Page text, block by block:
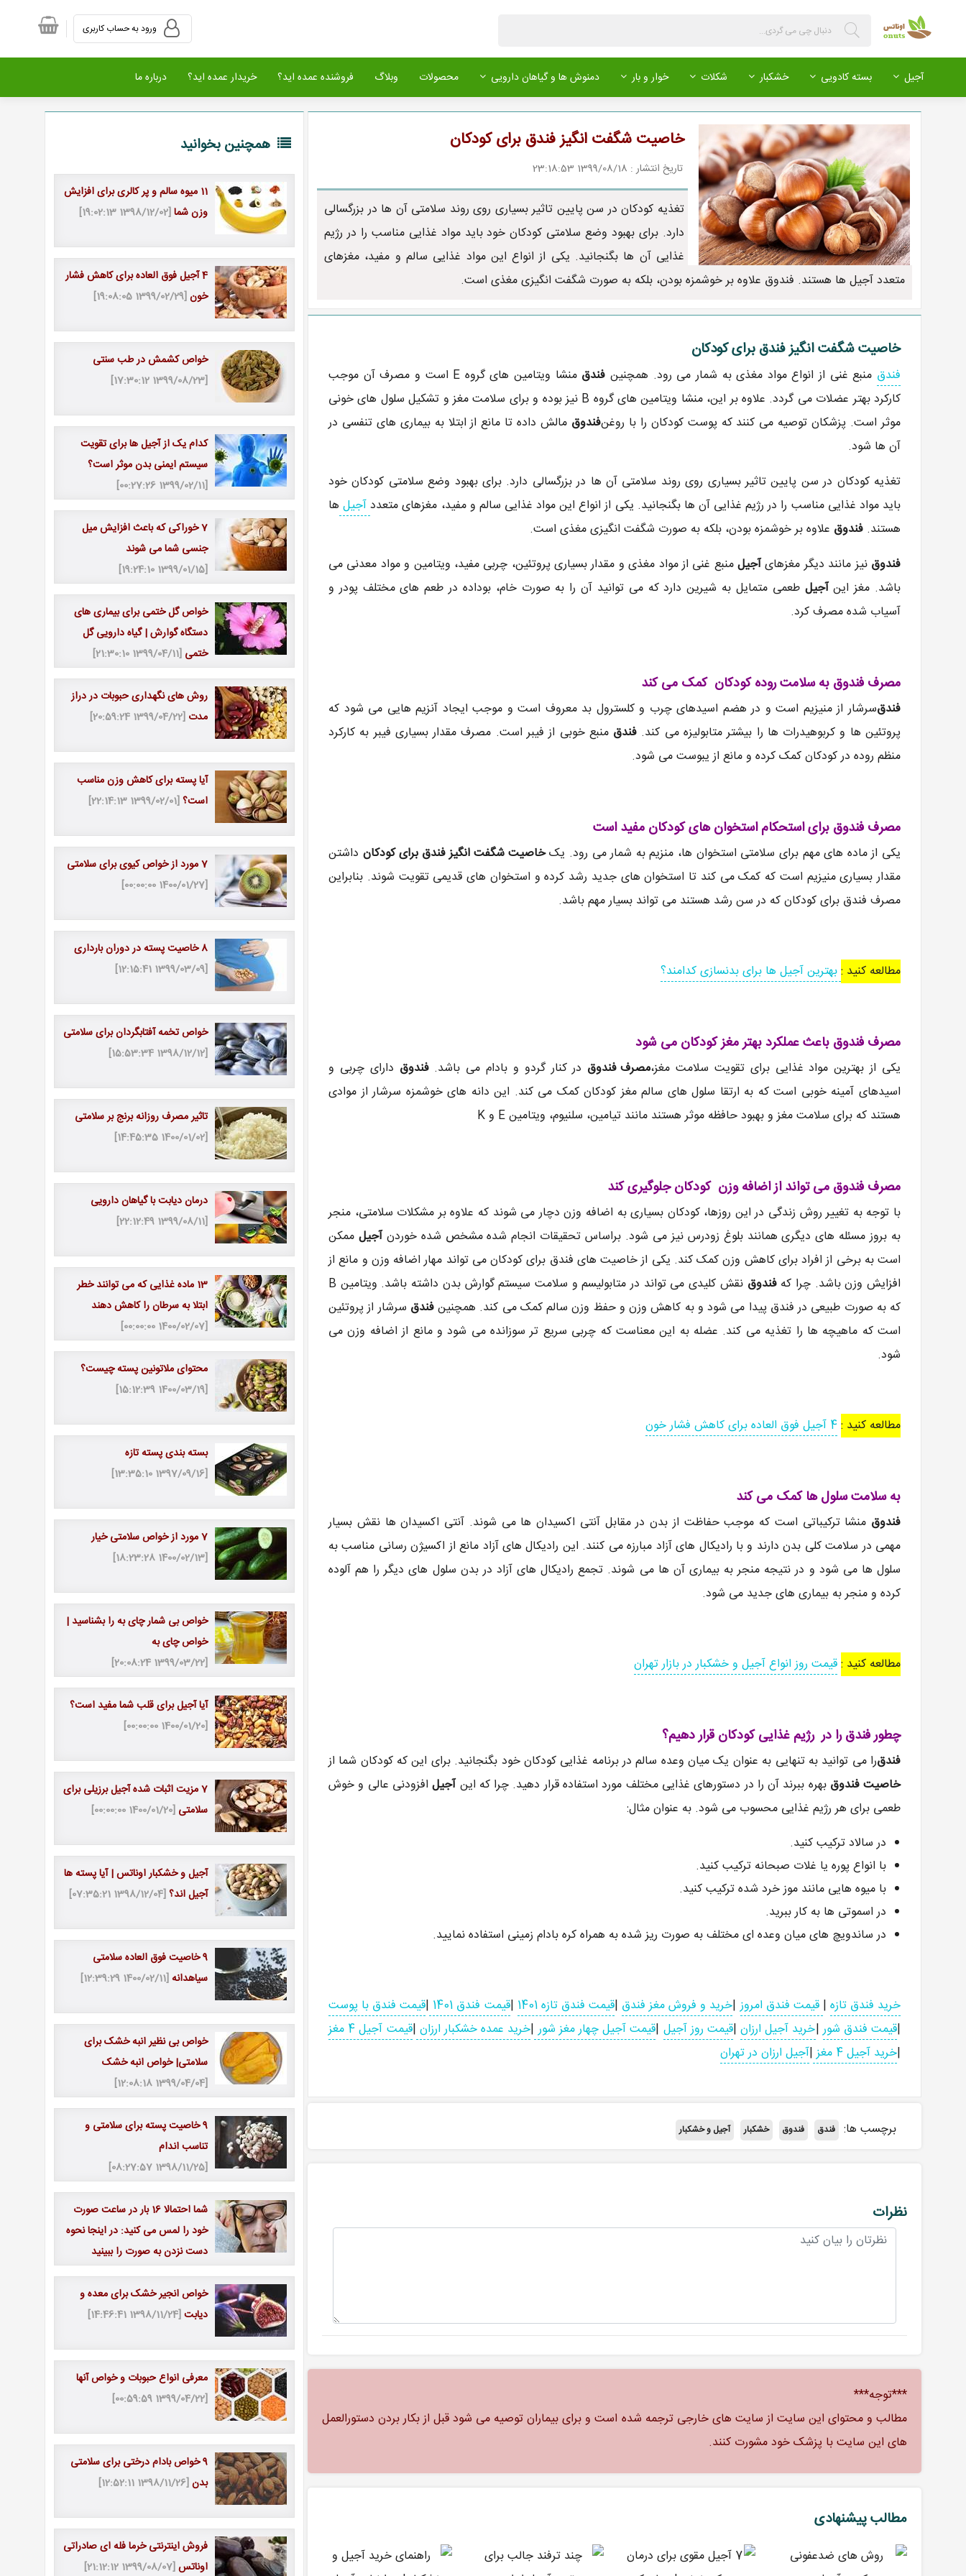
آجیل بسته کادویی خشکبار شکلات خوار و بار دمنوش ها و گیاهان دارویی محصولات وبلاگ فروشنده عمده اید؟ خریدار عمده اید؟ درباره ما
خاصیت شگفت انگیز فندق برای کودکان
تاریخ انتشار : 1399/08/18 23:18:53
تغذیه کودکان در سن پایین تاثیر بسیاری روی روند سلامتی آن ها در بزرگسالی
دارد. برای بهبود وضع سلامتی کودکان خود باید مواد غذایی مناسب را در رژیم
غذایی آن ها بگنجانید. یکی از انواع این مواد غذایی سالم و مفید، مغزهای
متعدد آجیل ها هستند. فندوق علاوه بر خوشمزه بودن، بلکه به صورت شگفت انگیزی مغذی است.
خاصیت شگفت انگیز فندق برای کودکان
فندق منبع غنی از انواع مواد مغذی به شمار می رود. همچنین فندق
منشا ویتامین های گروه E است و مصرف آن موجب
کارکرد بهتر عضلات می گردد. علاوه بر این، منشا ویتامین های گروه B نیز بوده و برای سلامت مغز و تشکیل سلول های خونی
موثر است. پزشکان توصیه می کنند که پوست کودکان را با روغنفندوق مالش داده تا مانع از ابتلا به بیماری های تنفسی در
آن ها شود.
تغذیه کودکان در سن پایین تاثیر بسیاری روی روند سلامتی آن ها در بزرگسالی دارد. برای بهبود وضع سلامتی کودکان خود
باید مواد غذایی مناسب را در رژیم غذایی آن ها بگنجانید. یکی از انواع این مواد غذایی سالم و مفید، مغزهای متعددآجیل ها
هستند. فندوق علاوه بر خوشمزه بودن، بلکه به صورت شگفت انگیزی مغذی است.
فندوق نیز مانند دیگر مغزهایآجیلمنبع غنی از مواد مغذی و مقدار بسیاری پروتئین، چربی مفید، ویتامین و مواد معدنی می
باشد. مغز اینآجیل طعمی متمایل به شیرین دارد که می توانید آن را به صورت خام، بوداده در طعم های مختلف پودر و
آسیاب شده مصرف کرد.
مصرف فندوق به سلامت روده کودکان کمک می ‌کند
فندقسرشار از منیزیم است و در هضم اسیدهای چرب و کلسترول بد معروف است و موجب ایجاد آنزیم هایی می شود که
پروتئین ها و کربوهیدرات ها را بیشتر متابولیزه می کند. فندق منبع خوبی از فیبر است. مصرف مقدار بسیاری فیبر به کارکرد
منظم روده در کودکان کمک کرده و مانع از یبوست می شود.
مصرف فندوق برای استحکام استخوان‌ های کودکان مفید است
یکی از ماده های مهم برای سلامتی استخوان ها، منزیم به شمار می رود. یکخاصیت شگفت انگیز فندق برای کودکان داشتن
مقدار بسیاری منیزیم است که کمک می کند تا استخوان های جدید رشد کرده و استخوان های قدیمی تقویت شوند. بنابراین
مصرف فندق برای کودکان که در سن رشد هستند می تواند بسیار مهم باشد.
مطالعه کنید :بهترین آجیل ها برای بدنسازی کدامند؟
مصرف فندوق باعث عملکرد بهتر مغز کودکان می‌ شود
یکی از بهترین مواد غذایی برای تقویت سلامت مغز،مصرف فندوق در کنار گردو و بادام می باشد.فندوق دارای چربی و
اسیدهای آمینه خوبی است که به ارتقا سلول های سالم مغز کودکان کمک می کند. این دانه های خوشمزه سرشار از موادی
هستند که برای سلامت مغز و بهبود حافظه موثر هستند مانند تیامین، سلنیوم، ویتامین E و K
مصرف فندوق می ‌تواند از اضافه وزن کودکان جلوگیری ‌کند
با توجه به تغییر روش زندگی در این روزها، کودکان بسیاری به اضافه وزن دچار می شوند که علاوه بر مشکلات سلامتی، منجر
به بروز مسئله های دیگری همانند بلوغ زودرس نیز می شود. براساس تحقیقات انجام شده مشخص شده خوردنآجیل ممکن
است به برخی از افراد برای کاهش وزن کمک کند. یکی از خاصیت های فندق برای کودکان می تواند مهار اضافه وزن و مانع از
افزایش وزن باشد. چرا کهفندوق
نقش کلیدی می تواند در متابولیسم و سلامت سیستم گوارش بدن داشته باشد. ویتامین B
که به صورت طبیعی در فندق پیدا می شود و به کاهش وزن و حفظ وزن سالم کمک می کند. همچنینفندق سرشار از پروتئین
است که ماهیچه ها را تغذیه می کند. عضله به این معناست که چربی سریع تر سوزانده می شود و مانع از اضافه وزن می
شود.
مطالعه کنید :4 آجیل فوق العاده برای کاهش فشار خون
به سلامت سلول‌ ها کمک می‌ کند
فندوق منشا ترکیباتی است که موجب حفاظت از بدن در مقابل آنتی اکسیدان ها می شوند. آنتی اکسیدان ها نقش بسیار
مهمی در سلامت کلی بدن دارند و با رادیکال های آزاد مبارزه می کنند. این رادیکال های آزاد مانع از اکسیژن رسانی مناسب به
سلول ها می شود و در نتیجه منجر به بیماری آن ها می شوند. تجمع رادیکال های آزاد در بدن سلول های دیگر را هم آلوده
کرده و منجر به بیماری های جدید می شود.
مطالعه کنید :قیمت روز انواع آجیل و خشکبار در بازار تهران
چطور فندق را در رژیم غذایی کودکان قرار دهیم؟
فندقرا می توانید به تنهایی به عنوان یک میان وعده سالم در برنامه غذایی کودکان خود بگنجانید. برای این که کودکان شما از
خاصیت فندوق بهره ببرند آن را در دستورهای غذایی مختلف مورد استفاده قرار دهید. چرا که اینآجیلافزودنی عالی و خوش
طعمی برای هر رژیم غذایی محسوب می شود. به عنوان مثال:
در سالاد ترکیب کنید.
با انواع پوره یا غلات صبحانه ترکیب کنید.
با میوه هایی مانند موز خرد شده ترکیب کنید.
در اسموتی‌ ها به کار ببرید.
در ساندویچ های میان وعده ای مختلف به صورت ریز شده به همراه کره بادام زمینی استفاده نمایید.
خرید فندق تازه | قیمت فندق امروز|خرید و فروش مغز فندق |قیمت فندق تازه 1401 |قیمت فندق 1401 |قیمت فندق با پوست
|قیمت فندق شور|خرید آجیل ارزان|قیمت روز آجیل |قیمت آجیل چهار مغز شور |خرید عمده خشکبار ارزان |قیمت آجیل 4 مغز
|خرید آجیل 4 مغز |آجیل ارزان در تهران
برچسب ها: فندق فندوق خشکبار آجیل و خشکبار
نظرات
***توجه***
مطالب و محتوای این سایت از سایت های خارجی ترجمه شده است و برای بیماران توصیه می شود قبل از بکار بردن دستورالعمل
های این سایت با پزشک خود مشورت کنند.
مطالب پیشنهادی
همچنین بخوانید
11 میوه سالم و پر کالری برای افزایش
وزن شما[1398/12/02 19:02:13]
4 آجیل فوق العاده برای کاهش فشار
خون[1399/02/29 19:08:05]
خواص کشمش در طب سنتی
[1399/08/23 17:30:12]
کدام یک از آجیل ها برای تقویت
سیستم ایمنی بدن موثر است؟
[1399/02/11 00:27:26]
7 خوراکی که باعث افزایش میل
جنسی شما می شوند
[1399/01/15 19:24:10]
خواص گل ختمی برای بیماری های
دستگاه گوارش | گیاه دارویی گل
ختمی [1399/04/11 21:30:10]
روش های نگهداری حبوبات در دراز
مدت [1399/04/22 20:59:24]
آیا پسته برای کاهش وزن مناسب
است؟[1399/02/01 22:14:13]
7 مورد از خواص کیوی برای سلامتی
[1400/01/27 00:00:00]
8 خاصیت پسته در دوران بارداری
[1399/03/09 12:15:41]
خواص تخمه آفتابگردان برای سلامتی
[1398/12/12 15:53:34]
تاثیر مصرف روزانه برنج بر سلامتی
[1400/01/02 14:45:35]
درمان دیابت با گیاهان دارویی
[1399/08/11 22:12:49]
13 ماده غذایی که می توانند خطر
ابتلا به سرطان را کاهش دهند
[1400/02/07 00:00:00]
محتوای ملاتونین پسته چیست؟
[1400/03/19 15:12:39]
بسته بندی پسته تازه
[1397/09/16 13:35:10]
7 مورد از خواص سلامتی خیار
[1400/02/13 18:23:28]
خواص بی شمار چای به را بشناسید |
خواص چای به
[1399/03/22 20:08:24]
آیا آجیل برای قلب شما مفید است؟
[1400/01/20 00:00:00]
7 مزیت اثبات شده آجیل برزیلی برای
سلامتی [1400/01/20 00:00:00]
آجیل و خشکبار اوناتس | آیا پسته ها
آجیل اند؟[1398/12/04 07:35:21]
9 خاصیت فوق العاده سلامتی
سیاهدانه[1400/02/11 12:39:29]
خواص بی نظیر انبه خشک برای
سلامتی| خواص انبه خشک
[1399/04/04 12:08:18]
9 خاصیت پسته برای سلامتی و
تناسب اندام
[1398/11/25 08:27:57]
شما احتمالا 16 بار در ساعت صورت
خود را لمس می کنید: در اینجا نحوه
دست نزدن به صورت را ببینید
[1399/01/26 18:19:52]
خواص انجیر خشک برای معده و
دیابت[1398/11/24 14:46:41]
معرفی انواع حبوبات و خواص آنها
[1399/04/22 00:59:59]
9 خواص بادام درختی برای سلامتی
بدن[1398/11/26 12:52:11]
فروش اینترنتی خرما فله ای صادراتی
اوناتس[1399/08/07 21:12:12]